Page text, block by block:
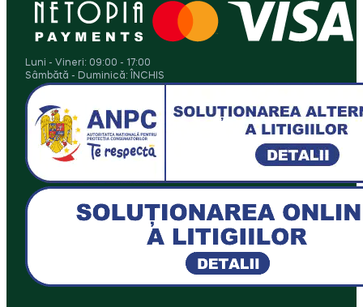
Luni - Vineri: 09:00 - 17:00
Sâmbătă - Duminică: ÎNCHIS